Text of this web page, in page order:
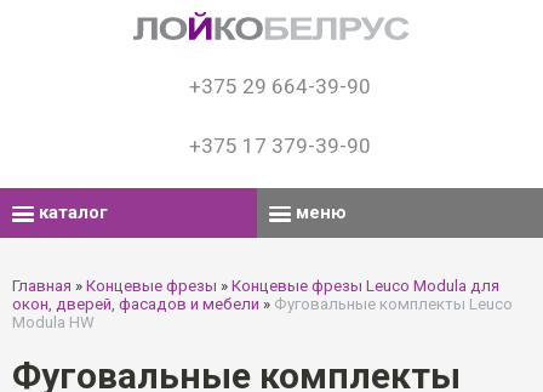
+375 29 664-39-90
+375 17 379-39-90
каталог меню
Главная » Концевые фрезы » Концевые фрезы Leuco Modula для
окон, дверей, фасадов и мебели » Фуговальные комплекты Leuco
Modula HW
Фуговальные комплекты